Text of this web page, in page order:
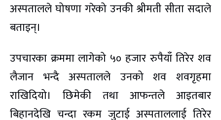
अस्पतालले घोषणा गरेको उनकी श्रीमती सीता सदाले
बताइन्।
उपचारका क्रममा लागेको ५० हजार रुपैयाँ तिरेर शव
लैजान भन्दै अस्पतालले उनको शव शवगृहमा
राखिदियो। छिमेकी तथा आफन्तले आइतबार
बिहानदेखि चन्दा रकम जुटाई अस्पताललाई तिरेर